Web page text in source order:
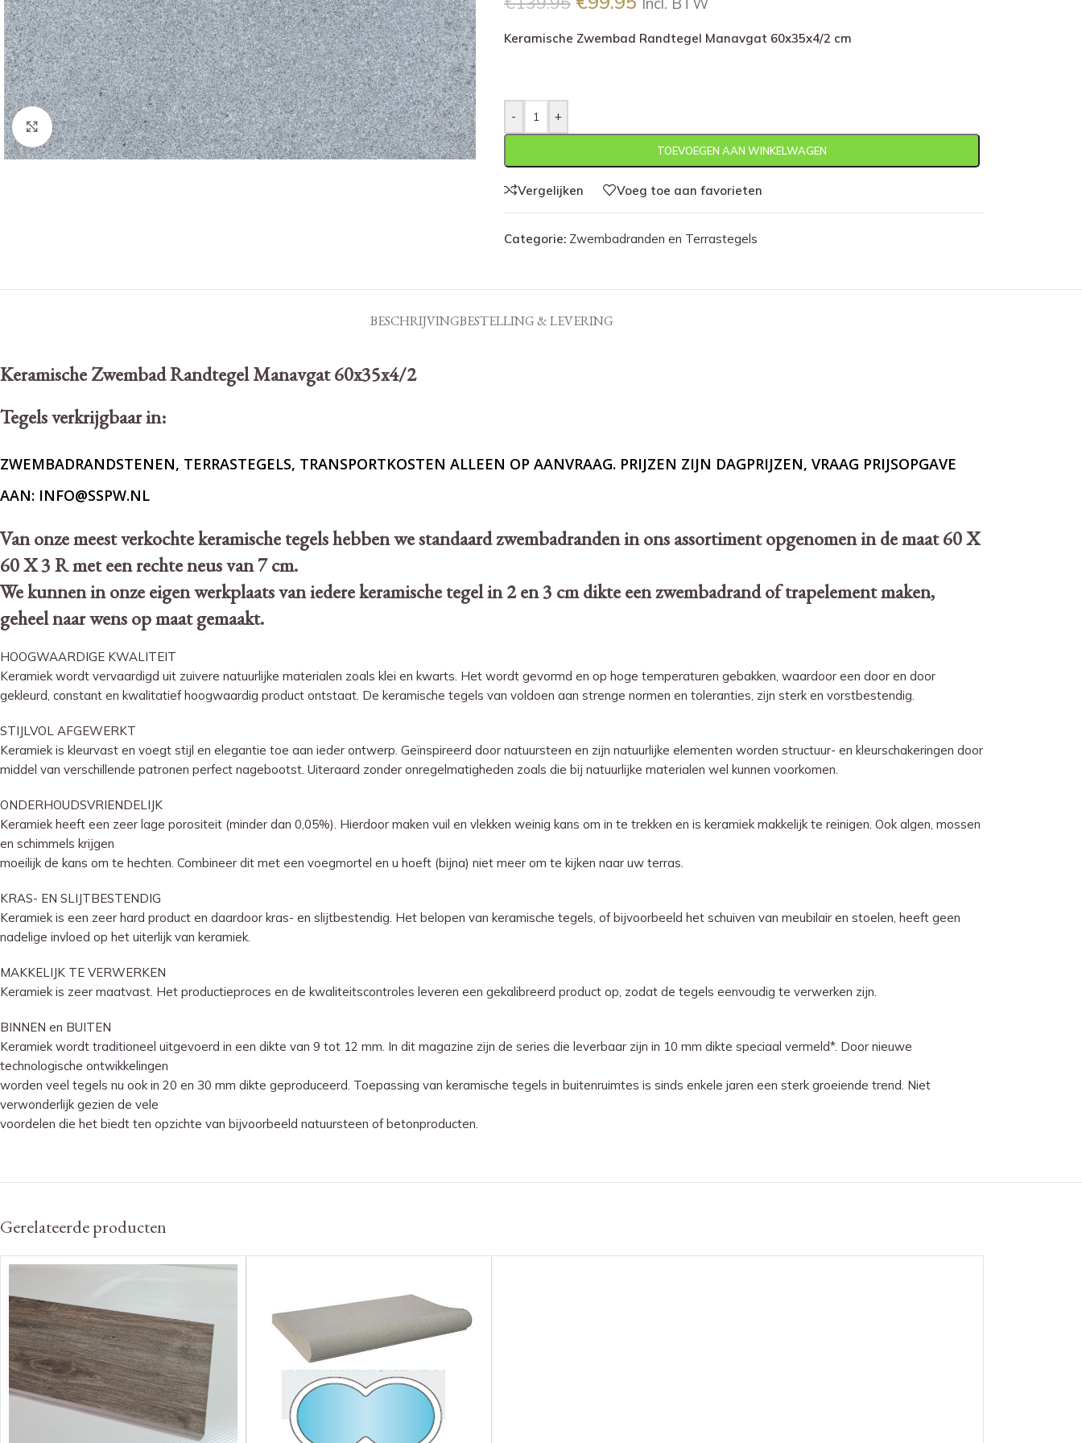
Klik om te vergroten
Keramische Zwembad Randtegel Manavgat 60x35x4/2 cm
- +
TOEVOEGEN AAN WINKELWAGEN
Vergelijken Voeg toe aan favorieten
Categorie: Zwembadranden en Terrastegels
BESCHRIJVINGBESTELLING & LEVERING
Keramische Zwembad Randtegel Manavgat 60x35x4/2
Tegels verkrijgbaar in:
ZWEMBADRANDSTENEN, TERRASTEGELS, TRANSPORTKOSTEN ALLEEN OP AANVRAAG. PRIJZEN ZIJN DAGPRIJZEN, VRAAG PRIJSOPGAVE
AAN: INFO@SSPW.NL
Van onze meest verkochte keramische tegels hebben we standaard zwembadranden in ons assortiment opgenomen in de maat 60 X
60 X 3 R met een rechte neus van 7 cm.
We kunnen in onze eigen werkplaats van iedere keramische tegel in 2 en 3 cm dikte een zwembadrand of trapelement maken,
geheel naar wens op maat gemaakt.
HOOGWAARDIGE KWALITEIT
Keramiek wordt vervaardigd uit zuivere natuurlijke materialen zoals klei en kwarts. Het wordt gevormd en op hoge temperaturen gebakken, waardoor een door en door
gekleurd, constant en kwalitatief hoogwaardig product ontstaat. De keramische tegels van voldoen aan strenge normen en toleranties, zijn sterk en vorstbestendig.
STIJLVOL AFGEWERKT
Keramiek is kleurvast en voegt stijl en elegantie toe aan ieder ontwerp. Geïnspireerd door natuursteen en zijn natuurlijke elementen worden structuur- en kleurschakeringen door
middel van verschillende patronen perfect nagebootst. Uiteraard zonder onregelmatigheden zoals die bij natuurlijke materialen wel kunnen voorkomen.
ONDERHOUDSVRIENDELIJK
Keramiek heeft een zeer lage porositeit (minder dan 0,05%). Hierdoor maken vuil en vlekken weinig kans om in te trekken en is keramiek makkelijk te reinigen. Ook algen, mossen
en schimmels krijgen
moeilijk de kans om te hechten. Combineer dit met een voegmortel en u hoeft (bijna) niet meer om te kijken naar uw terras.
KRAS- EN SLIJTBESTENDIG
Keramiek is een zeer hard product en daardoor kras- en slijtbestendig. Het belopen van keramische tegels, of bijvoorbeeld het schuiven van meubilair en stoelen, heeft geen
nadelige invloed op het uiterlijk van keramiek.
MAKKELIJK TE VERWERKEN
Keramiek is zeer maatvast. Het productieproces en de kwaliteitscontroles leveren een gekalibreerd product op, zodat de tegels eenvoudig te verwerken zijn.
BINNEN en BUITEN
Keramiek wordt traditioneel uitgevoerd in een dikte van 9 tot 12 mm. In dit magazine zijn de series die leverbaar zijn in 10 mm dikte speciaal vermeld*. Door nieuwe
technologische ontwikkelingen
worden veel tegels nu ook in 20 en 30 mm dikte geproduceerd. Toepassing van keramische tegels in buitenruimtes is sinds enkele jaren een sterk groeiende trend. Niet
verwonderlijk gezien de vele
voordelen die het biedt ten opzichte van bijvoorbeeld natuursteen of betonproducten.
Gerelateerde producten